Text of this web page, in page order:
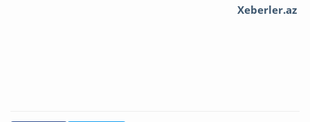
Xeberler.az